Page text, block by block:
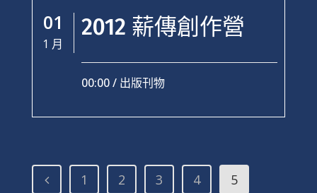
01
1 月
2012 薪傳創作營
00:00 / 出版刊物
1 2 3 4
5